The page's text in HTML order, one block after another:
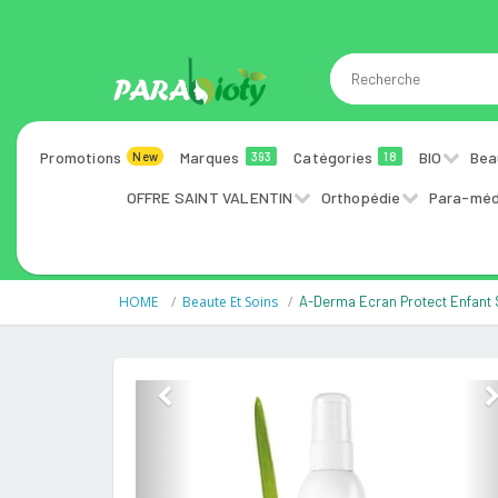
Promotions New Marques 393 Catégories 18 BIO
OFFRE SAINT VALENTIN Orthopédie Para-
HOME Beaute Et Soins A-Derma Ecran Protect Enfant
Previous